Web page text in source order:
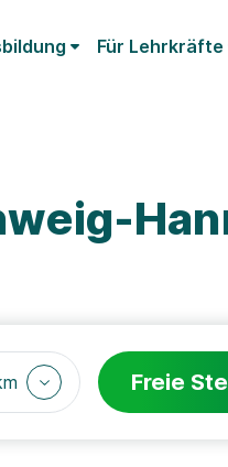
Für Lehrkräfte
Freie